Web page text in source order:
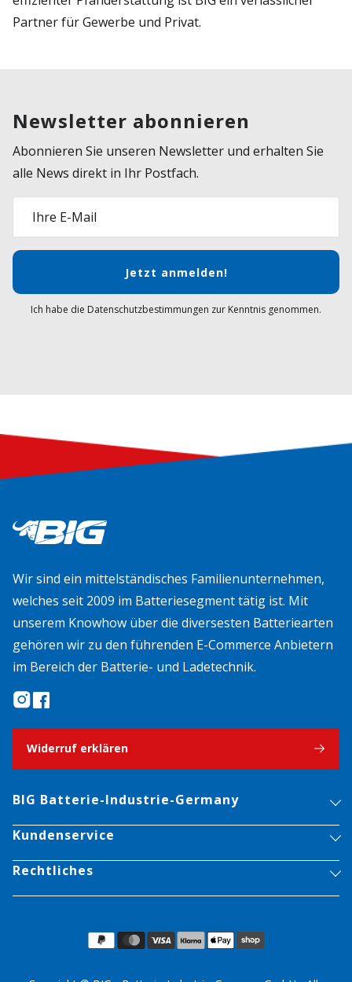
Partner für Gewerbe und Privat.
Newsletter abonnieren
Abonnieren Sie unseren Newsletter und erhalten Sie
alle News direkt in Ihr Postfach.
Ihre E-Mail
Jetzt anmelden!
Ich habe die Datenschutzbestimmungen zur Kenntnis genommen.
Wir sind ein mittelständisches Familienunternehmen,
welches seit 2009 im Batteriesegment tätig ist. Mit
unserem Knowhow über die diversesten Batteriearten
gehören wir zu den führenden E-Commerce Anbietern
im Bereich der Batterie- und Ladetechnik.
Widerruf erklären
BIG Batterie-Industrie-Germany
Kundenservice
Rechtliches